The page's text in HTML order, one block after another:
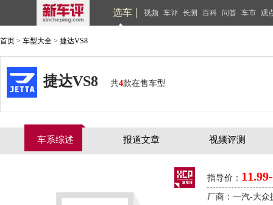
选车 视频 车评 长测 百科 问答 车市 观
首页 > 车型大全 > 捷达VS8
捷达VS8 共4款在售车型
车系综述 报道文章 视频评测
指导价：
厂商：一汽-大众